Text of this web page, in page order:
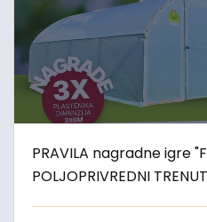
PRAVILA nagradne igre
POLJOPRIVREDNI